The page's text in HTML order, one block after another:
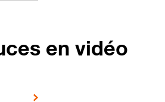
en vidéo